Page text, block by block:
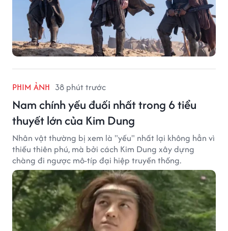
PHIM ẢNH 38 phút trước
Nam chính yếu đuối nhất trong 6 tiểu
thuyết lớn của Kim Dung
Nhân vật thường bị xem là "yếu" nhất lại không hẳn vì
thiếu thiên phú, mà bởi cách Kim Dung xây dựng
chàng đi ngược mô-típ đại hiệp truyền thống.